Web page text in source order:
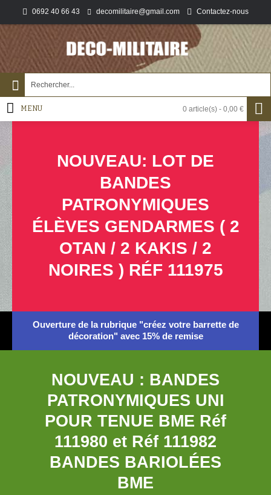
0692 40 66 43 decomilitaire@gmail.com Contactez-nous
0 article(s) - 0,00 €
MENU
NOUVEAU: LOT DE
BANDES
PATRONYMIQUES
ÉLÈVES GENDARMES ( 2
OTAN / 2 KAKIS / 2
NOIRES ) RÉF 111975
Ouverture de la rubrique "créez votre barrette de
décoration" avec 15% de remise
NOUVEAU : BANDES
PATRONYMIQUES UNI
POUR TENUE BME Réf
111980 et Réf 111982
BANDES BARIOLÉES
BME